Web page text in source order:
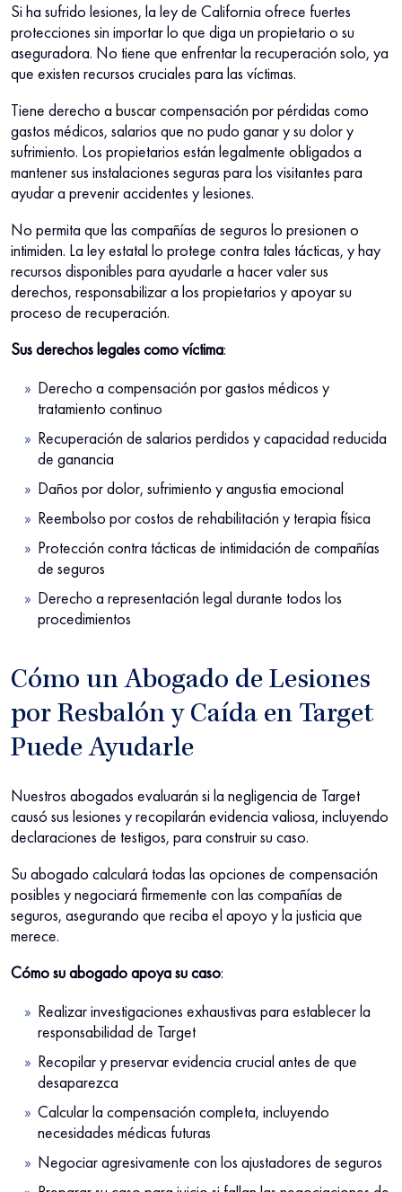
Si ha sufrido lesiones, la ley de California ofrece fuertes
protecciones sin importar lo que diga un propietario o su
aseguradora. No tiene que enfrentar la recuperación solo, ya
que existen recursos cruciales para las víctimas.
Tiene derecho a buscar compensación por pérdidas como
gastos médicos, salarios que no pudo ganar y su dolor y
sufrimiento. Los propietarios están legalmente obligados a
mantener sus instalaciones seguras para los visitantes para
ayudar a prevenir accidentes y lesiones.
No permita que las compañías de seguros lo presionen o
intimiden. La ley estatal lo protege contra tales tácticas, y hay
recursos disponibles para ayudarle a hacer valer sus
derechos, responsabilizar a los propietarios y apoyar su
proceso de recuperación.
Sus derechos legales como víctima:
Derecho a compensación por gastos médicos y
tratamiento continuo
Recuperación de salarios perdidos y capacidad reducida
de ganancia
Daños por dolor, sufrimiento y angustia emocional
Reembolso por costos de rehabilitación y terapia física
Protección contra tácticas de intimidación de compañías
de seguros
Derecho a representación legal durante todos los
procedimientos
Cómo un Abogado de Lesiones
por Resbalón y Caída en Target
Puede Ayudarle
Nuestros abogados evaluarán si la negligencia de Target
causó sus lesiones y recopilarán evidencia valiosa, incluyendo
declaraciones de testigos, para construir su caso.
Su abogado calculará todas las opciones de compensación
posibles y negociará firmemente con las compañías de
seguros, asegurando que reciba el apoyo y la justicia que
merece.
Cómo su abogado apoya su caso:
Realizar investigaciones exhaustivas para establecer la
responsabilidad de Target
Recopilar y preservar evidencia crucial antes de que
desaparezca
Calcular la compensación completa, incluyendo
necesidades médicas futuras
Negociar agresivamente con los ajustadores de seguros